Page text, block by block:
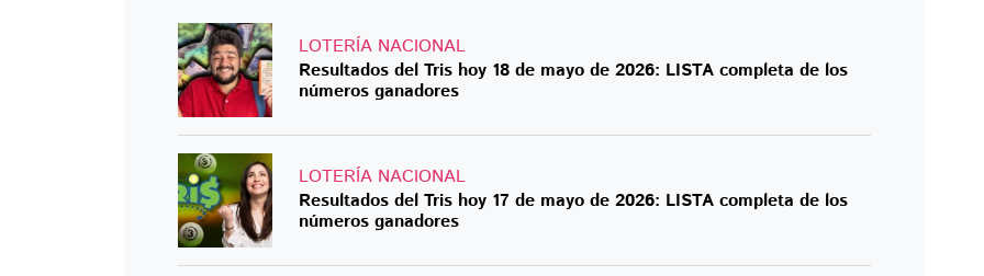
LOTERÍA NACIONAL
Resultados del Tris hoy 18 de mayo de 2026: LISTA completa de los
números ganadores
LOTERÍA NACIONAL
Resultados del Tris hoy 17 de mayo de 2026: LISTA completa de los
números ganadores